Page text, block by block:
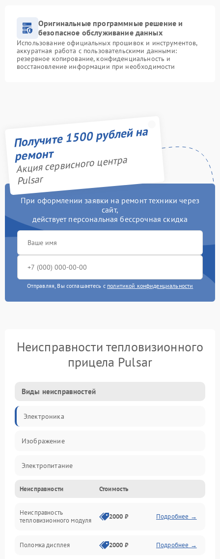
Оригинальные программные решение и
безопасное обслуживание данных
Использование официальных прошивок и инструментов,
аккуратная работа с пользовательскими данными:
резервное копирование, конфиденциальность и
восстановление информации при необходимости
Получите 1500 рублей на
ремонт
Акция сервисного центра
Pulsar
При оформлении заявки на ремонт техники через
сайт,
действует персональная бессрочная скидка
Отправляя, Вы соглашаетесь с политикой конфиденциальности
Неисправности тепловизионного
прицела Pulsar
Виды неисправностей
Электроника
Изображение
Электропитание
Измерения
Матрица
Неисправности Стоимость
Неисправность
тепловизионного модуля
2000 ₽ Подробнее →
Поломка дисплея 2000 ₽ Подробнее →